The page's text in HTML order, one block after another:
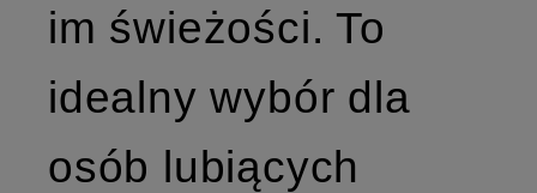
im świeżości. To
idealny wybór dla
osób lubiących